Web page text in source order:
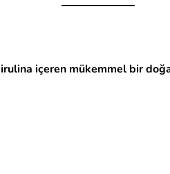
içeren mükemmel bir